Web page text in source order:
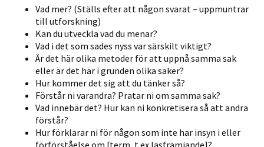
Vad mer? (Ställs efter att någon svarat – uppmuntrar
till utforskning)
Kan du utveckla vad du menar?
Vad i det som sades nyss var särskilt viktigt?
Är det här olika metoder för att uppnå samma sak
eller är det här i grunden olika saker?
Hur kommer det sig att du tänker så?
Förstår ni varandra? Pratar ni om samma sak?
Vad innebär det? Hur kan ni konkretisera så att andra
förstår?
Hur förklarar ni för någon som inte har insyn i eller
förförståelse om [term, t ex läsfrämjande]?